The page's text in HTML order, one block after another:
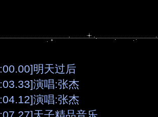
明天过后
演唱:张杰
演唱:张杰